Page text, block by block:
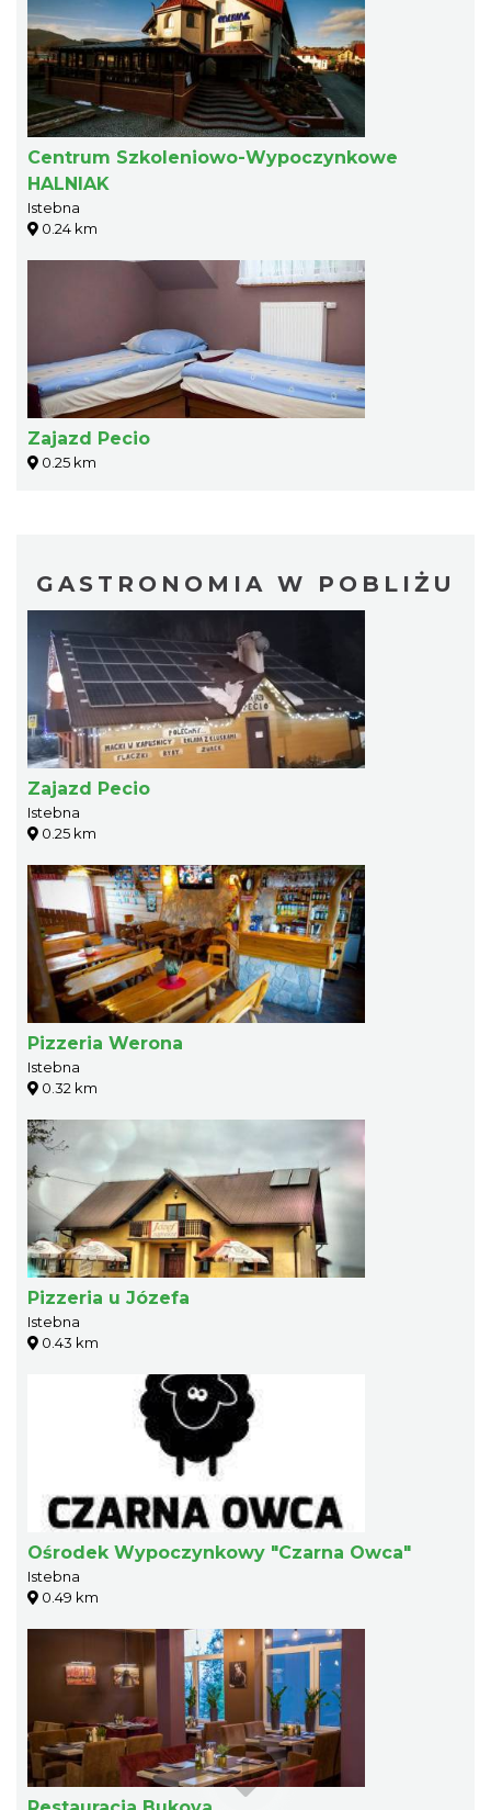
Centrum Szkoleniowo-Wypoczynkowe
HALNIAK
Istebna
0.24 km
Zajazd Pecio
0.25 km
GASTRONOMIA W POBLIŻU
Zajazd Pecio
Istebna
0.25 km
Pizzeria Werona
Istebna
0.32 km
Pizzeria u Józefa
Istebna
0.43 km
Ośrodek Wypoczynkowy "Czarna Owca"
Istebna
0.49 km